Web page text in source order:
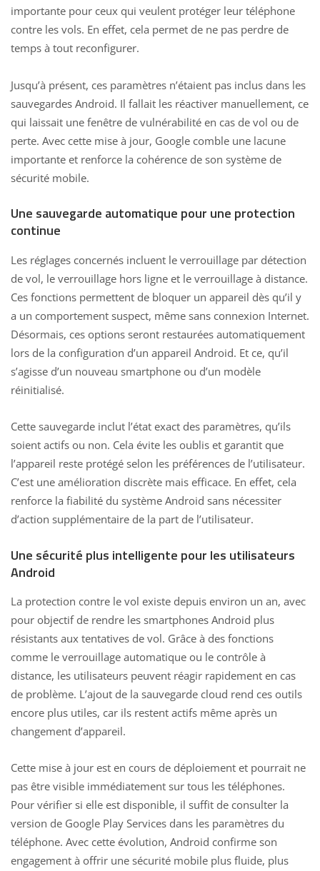
importante pour ceux qui veulent protéger leur téléphone
contre les vols. En effet, cela permet de ne pas perdre de
temps à tout reconfigurer.
Jusqu’à présent, ces paramètres n’étaient pas inclus dans les
sauvegardes Android. Il fallait les réactiver manuellement, ce
qui laissait une fenêtre de vulnérabilité en cas de vol ou de
perte. Avec cette mise à jour, Google comble une lacune
importante et renforce la cohérence de son système de
sécurité mobile.
Une sauvegarde automatique pour une protection
continue
Les réglages concernés incluent le verrouillage par détection
de vol, le verrouillage hors ligne et le verrouillage à distance.
Ces fonctions permettent de bloquer un appareil dès qu’il y
a un comportement suspect, même sans connexion Internet.
Désormais, ces options seront restaurées automatiquement
lors de la configuration d’un appareil Android. Et ce, qu’il
s’agisse d’un nouveau smartphone ou d’un modèle
réinitialisé.
Cette sauvegarde inclut l’état exact des paramètres, qu’ils
soient actifs ou non. Cela évite les oublis et garantit que
l’appareil reste protégé selon les préférences de l’utilisateur.
C’est une amélioration discrète mais efficace. En effet, cela
renforce la fiabilité du système Android sans nécessiter
d’action supplémentaire de la part de l’utilisateur.
Une sécurité plus intelligente pour les utilisateurs
Android
La protection contre le vol existe depuis environ un an, avec
pour objectif de rendre les smartphones Android plus
résistants aux tentatives de vol. Grâce à des fonctions
comme le verrouillage automatique ou le contrôle à
distance, les utilisateurs peuvent réagir rapidement en cas
de problème. L’ajout de la sauvegarde cloud rend ces outils
encore plus utiles, car ils restent actifs même après un
changement d’appareil.
Cette mise à jour est en cours de déploiement et pourrait ne
pas être visible immédiatement sur tous les téléphones.
Pour vérifier si elle est disponible, il suffit de consulter la
version de Google Play Services dans les paramètres du
téléphone. Avec cette évolution, Android confirme son
engagement à offrir une sécurité mobile plus fluide, plus